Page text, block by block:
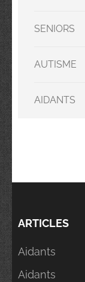
SENIORS
AUTISME
AIDANTS
ARTICLES
Aidants
Aidants